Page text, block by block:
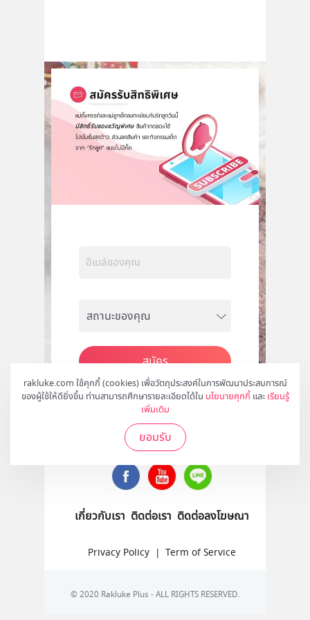
rakluke.com ใช้คุกกี้ (cookies) เพื่อวัตถุประสงค์ในการพัฒนาประสบการณ์
ของผู้ใช้ให้ดียิ่งขึ้น ท่านสามารถศึกษารายละเอียดได้ใน นโยบายคุกกี้ และ เรียนรู้
เพิ่มเติม
ยอมรับ
สมัคร
ติดตามเราได้ที่
เกี่ยวกับเรา ติดต่อเรา ติดต่อลงโฆษณา
Privacy Policy | Term of Service
© 2020 Rakluke Plus - ALL RIGHTS RESERVED.